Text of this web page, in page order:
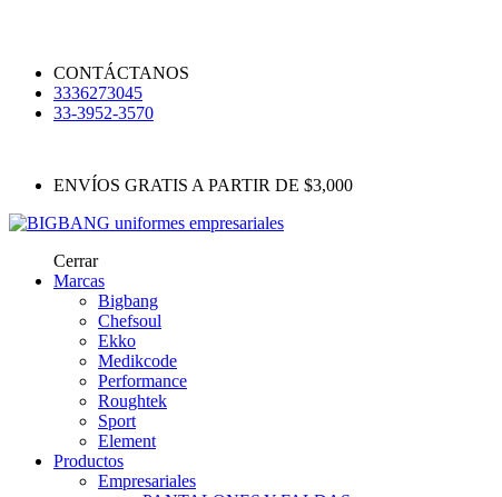
CONTÁCTANOS
3336273045
33-3952-3570
ENVÍOS GRATIS A PARTIR DE $3,000
Cerrar
Marcas
Bigbang
Chefsoul
Ekko
Medikcode
Performance
Roughtek
Sport
Element
Productos
Empresariales